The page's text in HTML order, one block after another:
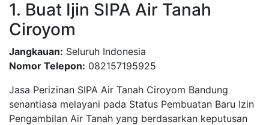
1. Buat Ijin SIPA Air Tanah
Ciroyom
Jangkauan: Seluruh Indonesia
Nomor Telepon: 082157195925
Jasa Perizinan SIPA Air Tanah Ciroyom Bandung
senantiasa melayani pada Status Pembuatan Baru Izin
Pengambilan Air Tanah yang berdasarkan keputusan